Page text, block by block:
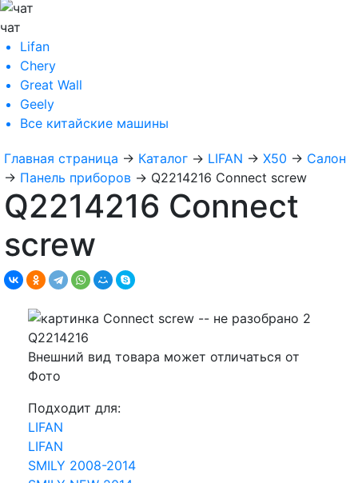
чат
Lifan
Chery
Great Wall
Geely
Все китайские машины
Главная страница → Каталог → LIFAN → X50 → Салон
→ Панель приборов → Q2214216 Connect screw
Q2214216 Connect
screw
Внешний вид товара может отличаться от
Фото
Подходит для:
LIFAN
LIFAN
SMILY 2008-2014